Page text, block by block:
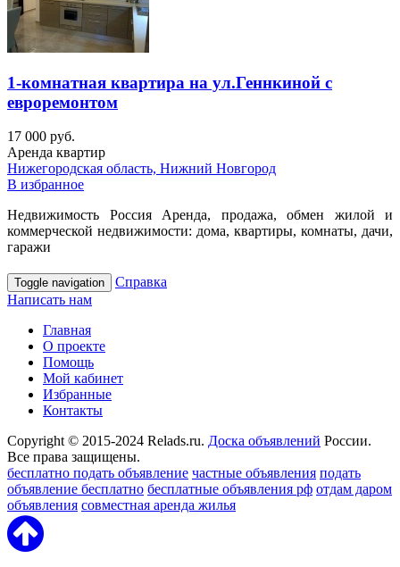
1-комнатная квартира на ул.Геннкиной с
евроремонтом
17 000 руб.
Аренда квартир
Нижегородская область, Нижний Новгород
В избранное
Недвижимость Россия Аренда, продажа, обмен жилой и
коммерческой недвижимости: дома, квартиры, комнаты, дачи,
гаражи
Toggle navigation
Справка
Написать нам
Главная
О проекте
Помощь
Мой кабинет
Избранные
Контакты
Copyright © 2015-2024 Relads.ru. Доска объявлений России.
Все права защищены.
бесплатно подать объявление частные объявления подать
объявление бесплатно бесплатные объявления рф отдам даром
объявления совместная аренда жилья